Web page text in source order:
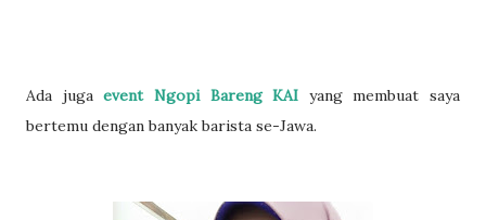
Ada jugaevent Ngopi Bareng KAI yang membuat saya
bertemu dengan banyak barista se-Jawa.